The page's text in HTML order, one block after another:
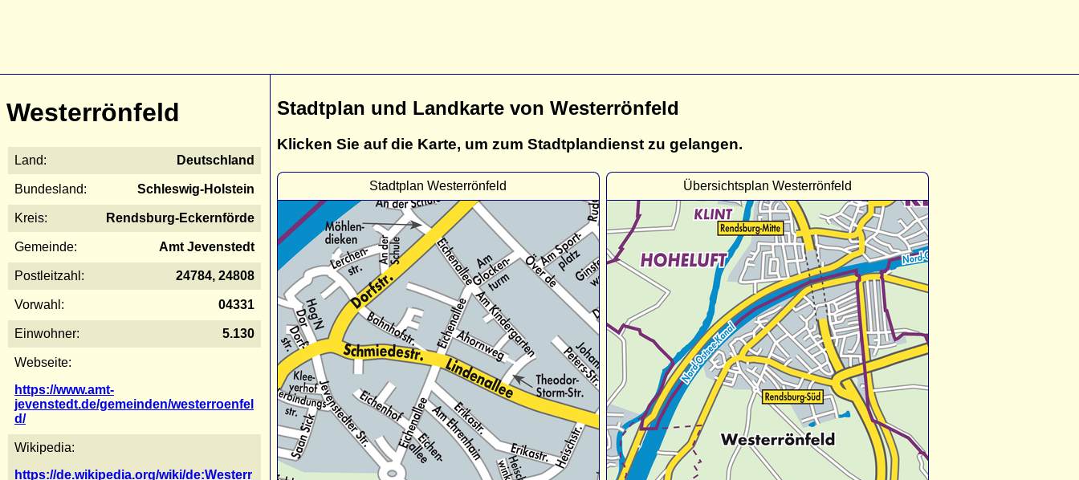
Westerrönfeld
Land: Deutschland
Bundesland: Schleswig-Holstein
Kreis: Rendsburg-Eckernförde
Gemeinde: Amt Jevenstedt
Postleitzahl: 24784, 24808
Vorwahl: 04331
Einwohner: 5.130
Webseite:
https://www.amt-
jevenstedt.de/gemeinden/westerroenfel
d/
Wikipedia:
https://de.wikipedia.org/wiki/de:Westerr
Stadtplan und Landkarte von Westerrönfeld
Klicken Sie auf die Karte, um zum Stadtplandienst zu gelangen.
Stadtplan Westerrönfeld Übersichtsplan Westerrönfeld